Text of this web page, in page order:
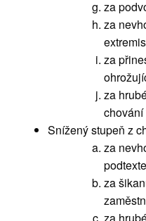
za
za
za
za
Snížený stupeň z
za
za
za